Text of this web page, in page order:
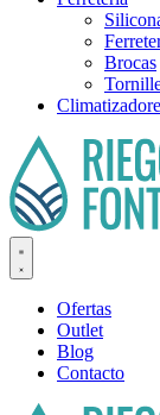
Brocas
Ofertas
Outlet
Blog
Contacto